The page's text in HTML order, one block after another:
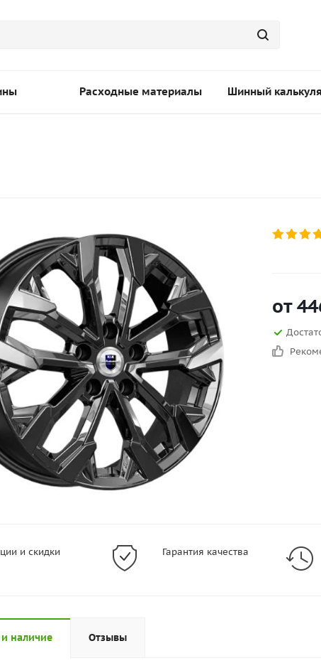
Расходные материалы Шинный
от
и скидки Гарантия качества
наличие Отзывы